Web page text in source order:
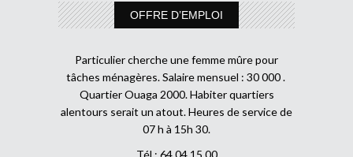
OFFRE D’EMPLOI
Particulier cherche une femme mûre pour
tâches ménagères. Salaire mensuel : 30 000 .
Quartier Ouaga 2000. Habiter quartiers
alentours serait un atout. Heures de service de
07 h à 15h 30.
Tél : 64 04 15 00